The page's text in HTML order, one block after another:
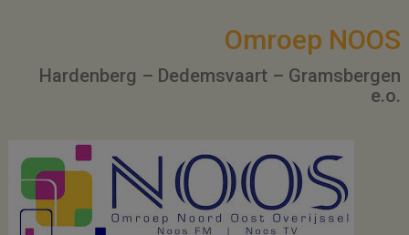
Omroep NOOS
Hardenberg – Dedemsvaart – Gramsbergen
e.o.